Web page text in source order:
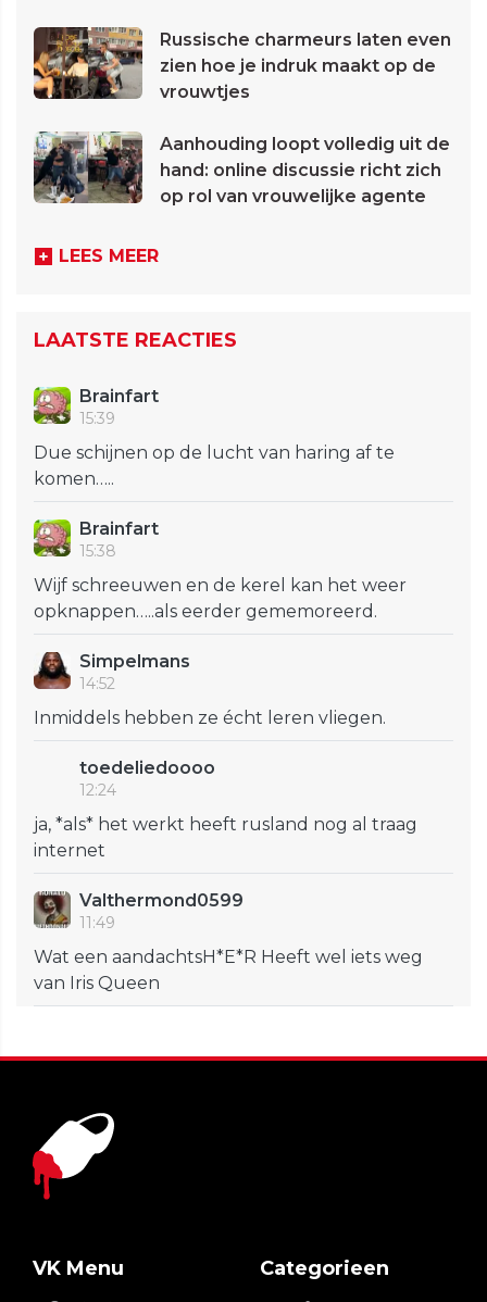
Russische charmeurs laten even
zien hoe je indruk maakt op de
vrouwtjes
Aanhouding loopt volledig uit de
hand: online discussie richt zich
op rol van vrouwelijke agente
LEES MEER
LAATSTE REACTIES
Brainfart
15:39
Due schijnen op de lucht van haring af te
komen…..
Brainfart
15:38
Wijf schreeuwen en de kerel kan het weer
opknappen…..als eerder gememoreerd.
Simpelmans
14:52
Inmiddels hebben ze écht leren vliegen.
toedeliedoooo
12:24
ja, *als* het werkt heeft rusland nog al traag
internet
Valthermond0599
11:49
Wat een aandachtsH*E*R Heeft wel iets weg
van Iris Queen
VK Menu Categorieen